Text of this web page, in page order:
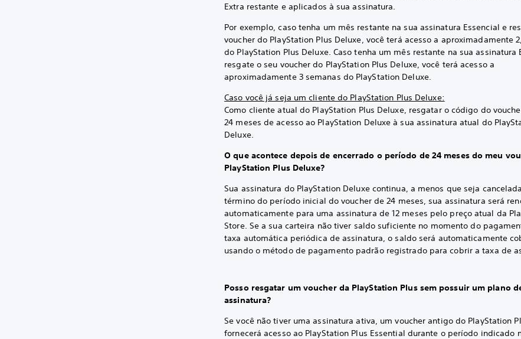
Extra restante e aplicados à sua assinatura.
Por exemplo, caso tenha um mês restante na sua assinatura Essencial e
voucher do PlayStation Plus Deluxe, você terá acesso a aproximadamente
do PlayStation Plus Deluxe. Caso tenha um mês restante na sua assinatura
resgate o seu voucher do PlayStation Plus Deluxe, você terá acesso a
aproximadamente 3 semanas do PlayStation Deluxe.
Caso você já seja um cliente do PlayStation Plus Deluxe:
Como cliente atual do PlayStation Plus Deluxe, resgatar o código do
24 meses de acesso ao PlayStation Deluxe à sua assinatura atual do
Deluxe.
O que acontece depois de encerrado o período de 24 meses do meu
PlayStation Plus Deluxe?
Sua assinatura do PlayStation Deluxe continua, a menos que seja
término do período inicial do voucher de 24 meses, sua assinatura será
automaticamente para uma assinatura de 12 meses pelo preço atual da
Store. Se a sua carteira não tiver saldo suficiente no momento do
taxa automática periódica de assinatura, o saldo será automaticamente
usando o método de pagamento padrão registrado para cobrir a taxa de
Posso resgatar um voucher da PlayStation Plus sem possuir um plano
assinatura?
Se você não tiver uma assinatura ativa, um voucher antigo do PlayStation
fornecerá acesso ao PlayStation Plus Essential durante o período indicado